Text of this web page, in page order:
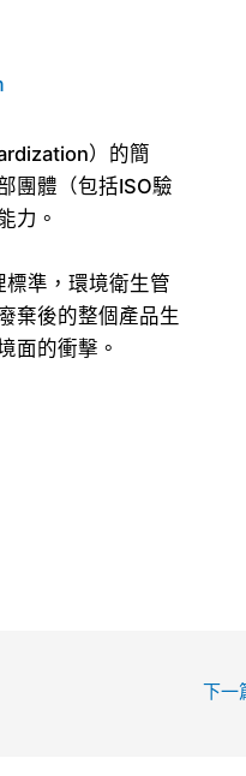
）的簡
團體（包括ISO驗
力。
準，環境衛生管
棄後的整個產品生
面的衝擊。
下一